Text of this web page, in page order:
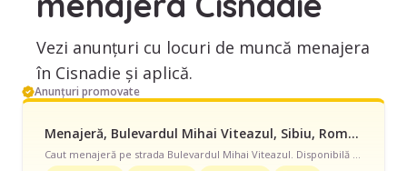
Vezi anunțuri cu locuri de muncă menajera
în Cisnadie și aplică.
Anunțuri promovate
Menajeră, Bulevardul Mihai Viteazul, Sibiu, Romania, Part Time, începând cu 1500 lei/lună
Caut menajeră pe strada Bulevardul Mihai Viteazul. Disponibilă în timpul săptămânii, program part-time pentru casă/vilă de 100-200 mp. Avem nevoie de curățenie de întreținere, curățenie generală, curățenie bucătărie, curățenie baie, curățenie geamuri și ajutor cu curățare aragaz/cuptor, curățare frigider, spălat/călcat rufe, schimbat așternuturi.